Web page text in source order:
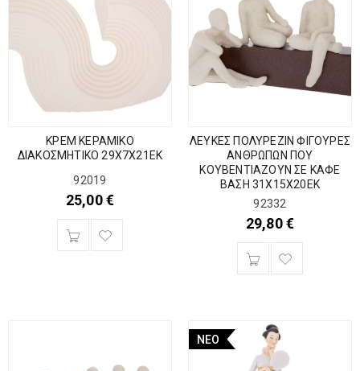
ΚΡΕΜ ΚΕΡΑΜΙΚΟ
ΔΙΑΚΟΣΜΗΤΙΚΟ 29Χ7Χ21ΕΚ
92019
25,00€
ΛΕΥΚΕΣ ΠΟΛΥΡΕΖΙΝ ΦΙΓΟΥΡΕΣ
ΑΝΘΡΩΠΩΝ ΠΟΥ
ΚΟΥΒΕΝΤΙΑΖΟΥΝ ΣΕ ΚΑΦΕ
ΒΑΣΗ 31Χ15Χ20ΕΚ
92332
29,80€
ΝΈΟ